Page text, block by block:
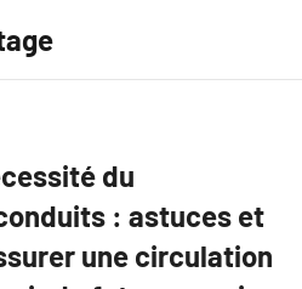
du
: astuces et
une circulation